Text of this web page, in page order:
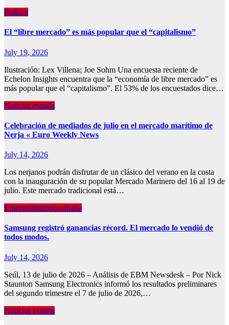
Política
El “libre mercado” es más popular que el “capitalismo”
July 19, 2026
Ilustración: Lex Villena; Joe Sohm Una encuesta reciente de
Echelon Insights encuentra que la “economía de libre mercado” es
más popular que el “capitalismo”. El 53% de los encuestados dice…
Noticias españa
Celebración de mediados de julio en el mercado marítimo de
Nerja « Euro Weekly News
July 14, 2026
Los nerjanos podrán disfrutar de un clásico del verano en la costa
con la inauguración de su popular Mercado Marinero del 16 al 19 de
julio. Este mercado tradicional está…
Emprendimiento españa
Samsung registró ganancias récord. El mercado lo vendió de
todos modos.
July 14, 2026
Seúl, 13 de julio de 2026 – Análisis de EBM Newsdesk – Por Nick
Staunton Samsung Electronics informó los resultados preliminares
del segundo trimestre el 7 de julio de 2026,…
Noticias españa